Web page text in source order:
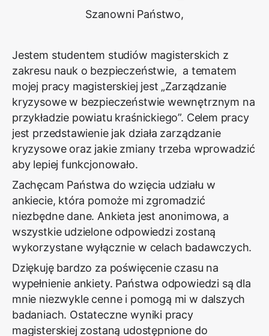
Szanowni Państwo,
Jestem studentem studiów magisterskich z
zakresu nauk o bezpieczeństwie, a tematem
mojej pracy magisterskiej jest „Zarządzanie
kryzysowe w bezpieczeństwie wewnętrznym na
przykładzie powiatu kraśnickiego”. Celem pracy
jest przedstawienie jak działa zarządzanie
kryzysowe oraz jakie zmiany trzeba wprowadzić
aby lepiej funkcjonowało.
Zachęcam Państwa do wzięcia udziału w
ankiecie, która pomoże mi zgromadzić
niezbędne dane. Ankieta jest anonimowa, a
wszystkie udzielone odpowiedzi zostaną
wykorzystane wyłącznie w celach badawczych.
Dziękuję bardzo za poświęcenie czasu na
wypełnienie ankiety. Państwa odpowiedzi są dla
mnie niezwykle cenne i pomogą mi w dalszych
badaniach. Ostateczne wyniki pracy
magisterskiej zostaną udostępnione do